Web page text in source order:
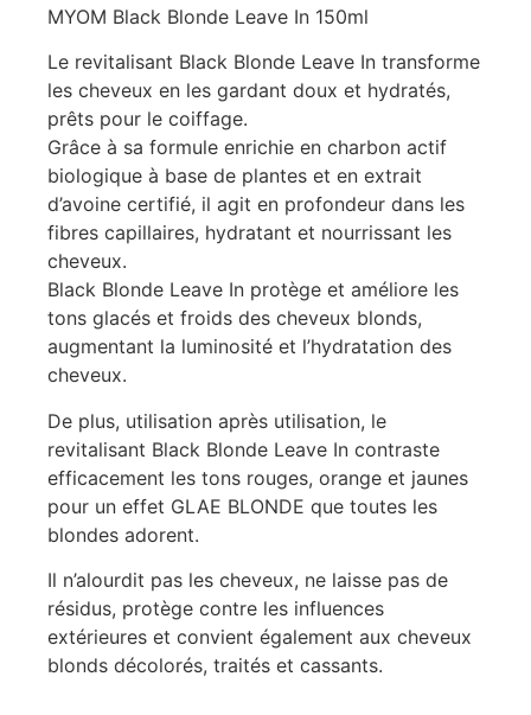
MYOM Black Blonde Leave In 150ml
Le revitalisant Black Blonde Leave In transforme
les cheveux en les gardant doux et hydratés,
prêts pour le coiffage.
Grâce à sa formule enrichie en charbon actif
biologique à base de plantes et en extrait
d’avoine certifié, il agit en profondeur dans les
fibres capillaires, hydratant et nourrissant les
cheveux.
Black Blonde Leave In protège et améliore les
tons glacés et froids des cheveux blonds,
augmentant la luminosité et l’hydratation des
cheveux.
De plus, utilisation après utilisation, le
revitalisant Black Blonde Leave In contraste
efficacement les tons rouges, orange et jaunes
pour un effet GLAE BLONDE que toutes les
blondes adorent.
Il n’alourdit pas les cheveux, ne laisse pas de
résidus, protège contre les influences
extérieures et convient également aux cheveux
blonds décolorés, traités et cassants.